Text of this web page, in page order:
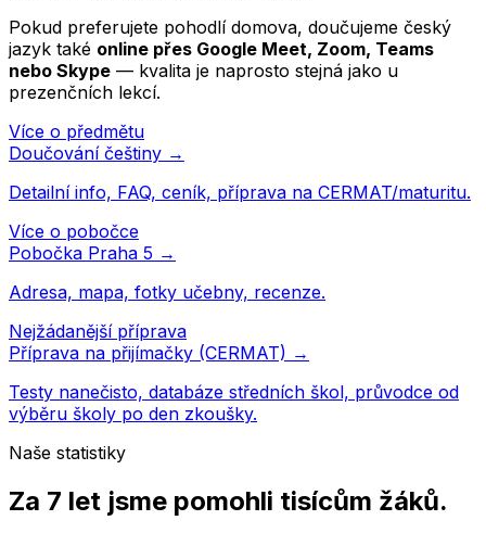
Pokud preferujete pohodlí domova, doučujeme český
jazyk také online přes Google Meet, Zoom, Teams
nebo Skype — kvalita je naprosto stejná jako u
prezenčních lekcí.
Více o předmětu
Doučování češtiny →
Detailní info, FAQ, ceník, příprava na CERMAT/maturitu.
Více o pobočce
Pobočka Praha 5 →
Adresa, mapa, fotky učebny, recenze.
Nejžádanější příprava
Příprava na přijímačky (CERMAT) →
Testy nanečisto, databáze středních škol, průvodce od
výběru školy po den zkoušky.
Naše statistiky
Za 7 let jsme pomohli tisícům žáků.